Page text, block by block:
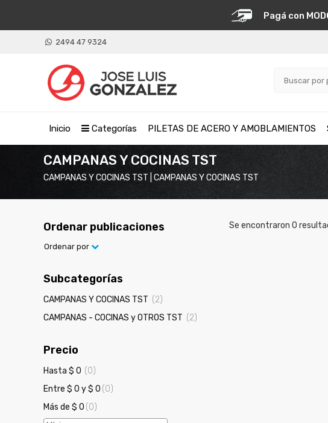
Pagá con
2494 47 9324
Inicio Categorías PILETAS DE ACERO Y AMOBLAMIENTOS
CAMPANAS Y COCINAS TST
CAMPANAS Y COCINAS TST | CAMPANAS Y COCINAS TST
Ordenar publicaciones
Ordenar por
Subcategorías
CAMPANAS Y COCINAS TST (2)
CAMPANAS - COCINAS y OTROS TST (2)
Precio
Hasta $ 0 (0)
Entre $ 0 y $ 0 (0)
Más de $ 0 (0)
Se encontraron 0